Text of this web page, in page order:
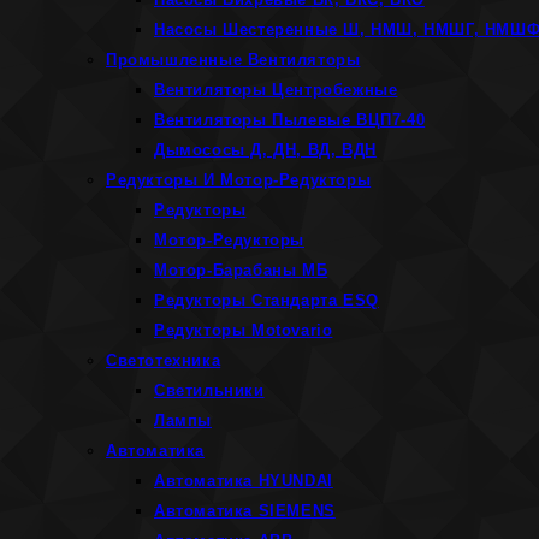
Насосы Шестеренные Ш, НМШ, НМШГ,
Промышленные Вентиляторы
Вентиляторы Центробежные
Вентиляторы Пылевые ВЦП7-40
Дымососы Д, ДН, ВД, ВДН
Редукторы И Мотор-Редукторы
Редукторы
Мотор-Редукторы
Мотор-Барабаны МБ
Редукторы Стандарта ESQ
Редукторы Motovario
Светотехника
Светильники
Лампы
Автоматика
Автоматика HYUNDAI
Автоматика SIEMENS